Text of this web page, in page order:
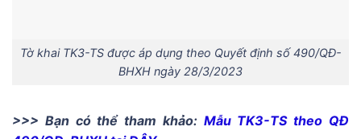
Tờ khai TK3-TS được áp dụng theo Quyết định số 490/QĐ-
BHXH ngày 28/3/2023
>>> Bạn có thể tham khảo: Mẫu TK3-TS theo QĐ